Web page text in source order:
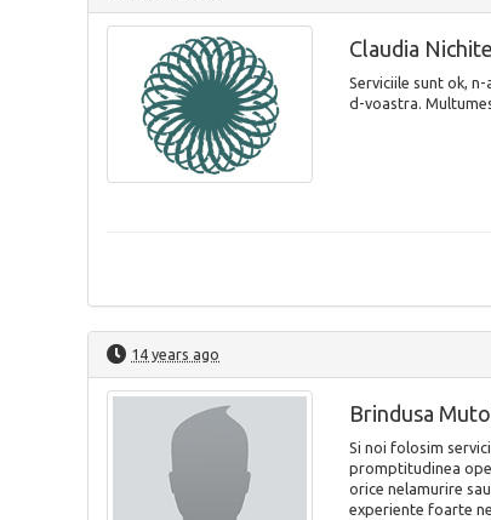
Claudia
Serviciile sunt ok,
d-voastra.
14 years ago
Brindusa
Si noi folosim
promptitudinea
orice nelamurire
experiente foarte